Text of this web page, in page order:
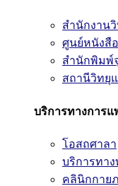
สำนักงาน
ศูนย์หนังสื
สำนักพิมพ์
สถานีวิทยุ
บริการทางการแ
โอสถศาลา
บริการทา
คลินิกกาย